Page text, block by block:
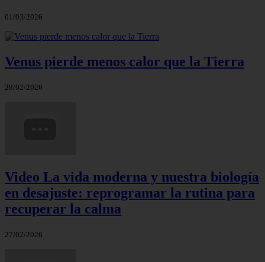
01/03/2026
Venus pierde menos calor que la Tierra
28/02/2026
Video La vida moderna y nuestra biología
en desajuste: reprogramar la rutina para
recuperar la calma
27/02/2026